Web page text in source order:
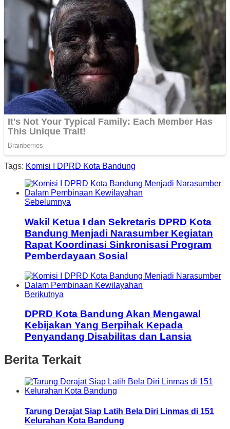
Tags: Komisi I DPRD Kota Bandung
Sebelumnya
Wakil Ketua I dan Sekretaris DPRD Kota
Bandung Menjadi Narasumber Kegiatan
Rapat Koordinasi Sinkronisasi Program
Pemberdayaan Sosial
Berikutnya
DPRD Kota Bandung Akan Mengawal
Kebijakan Yang Berpihak Kepada
Penyandang Disabilitas dan Lansia
Berita Terkait
Tarung Derajat Siap Latih Bela Diri Linmas di 151
Kelurahan Kota Bandung